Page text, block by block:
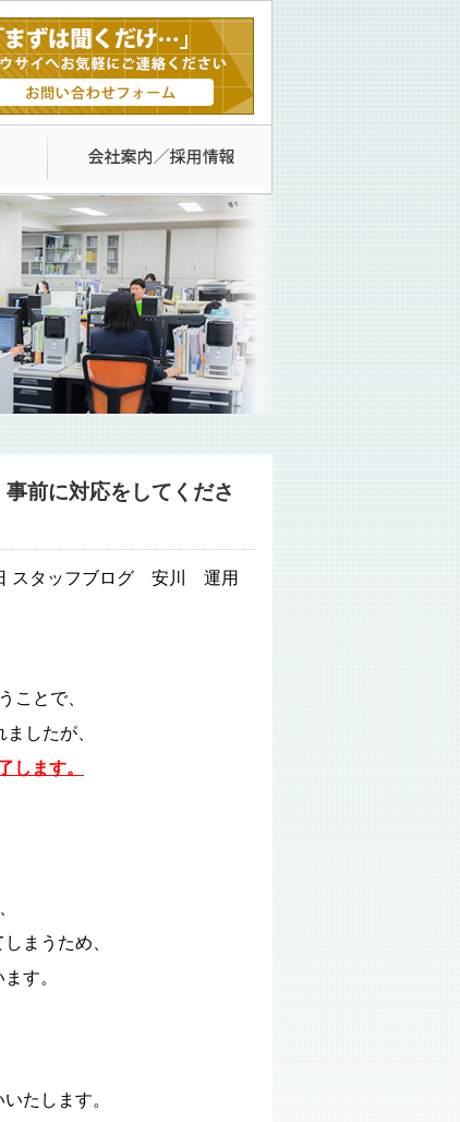
前に対応をしてくださ
スタッフブログ 安川 運用
ことで、
したが、
します。
まうため、
す。
たします。